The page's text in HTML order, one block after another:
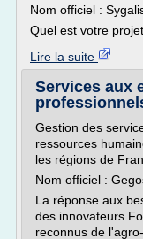
Nom officiel :
Quel est votre
Lire la suite
Services aux
Gestion des
ressources
les régions de
Nom officiel :
La réponse aux
des innovateurs
reconnus de